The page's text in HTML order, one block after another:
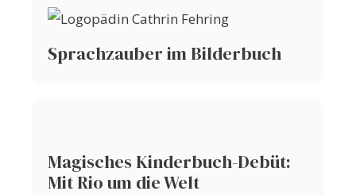
Sprachzauber im Bilderbuch
Magisches Kinderbuch-Debüt:
Mit Rio um die Welt